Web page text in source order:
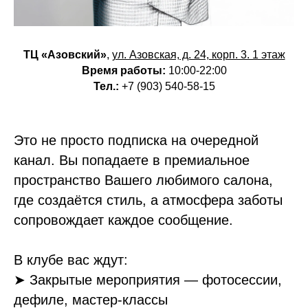
ТЦ «Азовский», ул. Азовская, д. 24, корп. 3. 1 этаж
Время работы: 10:00-22:00
Тел.: +7 (903) 540-58-15
Это не просто подписка на очередной
канал. Вы попадаете в премиальное
пространство Вашего любимого салона,
где создаётся стиль, а атмосфера заботы
сопровождает каждое сообщение.
В клубе вас ждут:
➤ Закрытые мероприятия — фотосессии,
дефиле, мастер-классы